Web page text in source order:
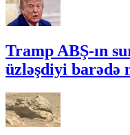
Tramp ABŞ-ın
üzləşdiyi barədə